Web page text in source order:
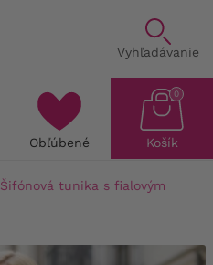
Vyhľadávanie
Obľúbené Košík
0
Šifónová tunika s fialovým